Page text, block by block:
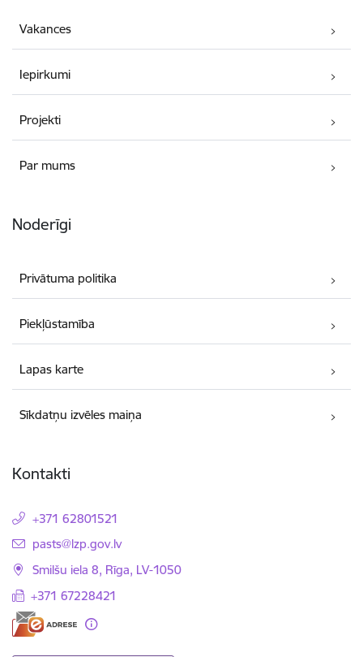
Vakances
Iepirkumi
Projekti
Par mums
Noderīgi
Privātuma politika
Piekļūstamība
Lapas karte
Sīkdatņu izvēles maiņa
Kontakti
+371 62801521
E-pasts:
pasts@lzp.gov.lv
Smilšu iela 8, Rīga, LV-1050
+371 67228421